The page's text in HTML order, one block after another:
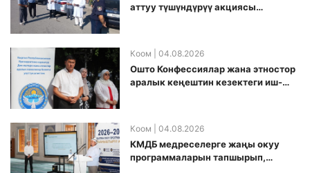
аттуу түшүндүрүү акциясы
Коом | 04.08.2026
Ошто Конфессиялар жана этностор
аралык кеңештин кезектеги иш-
Коом | 04.08.2026
КМДБ медреселерге жаңы окуу
программаларын тапшырып,